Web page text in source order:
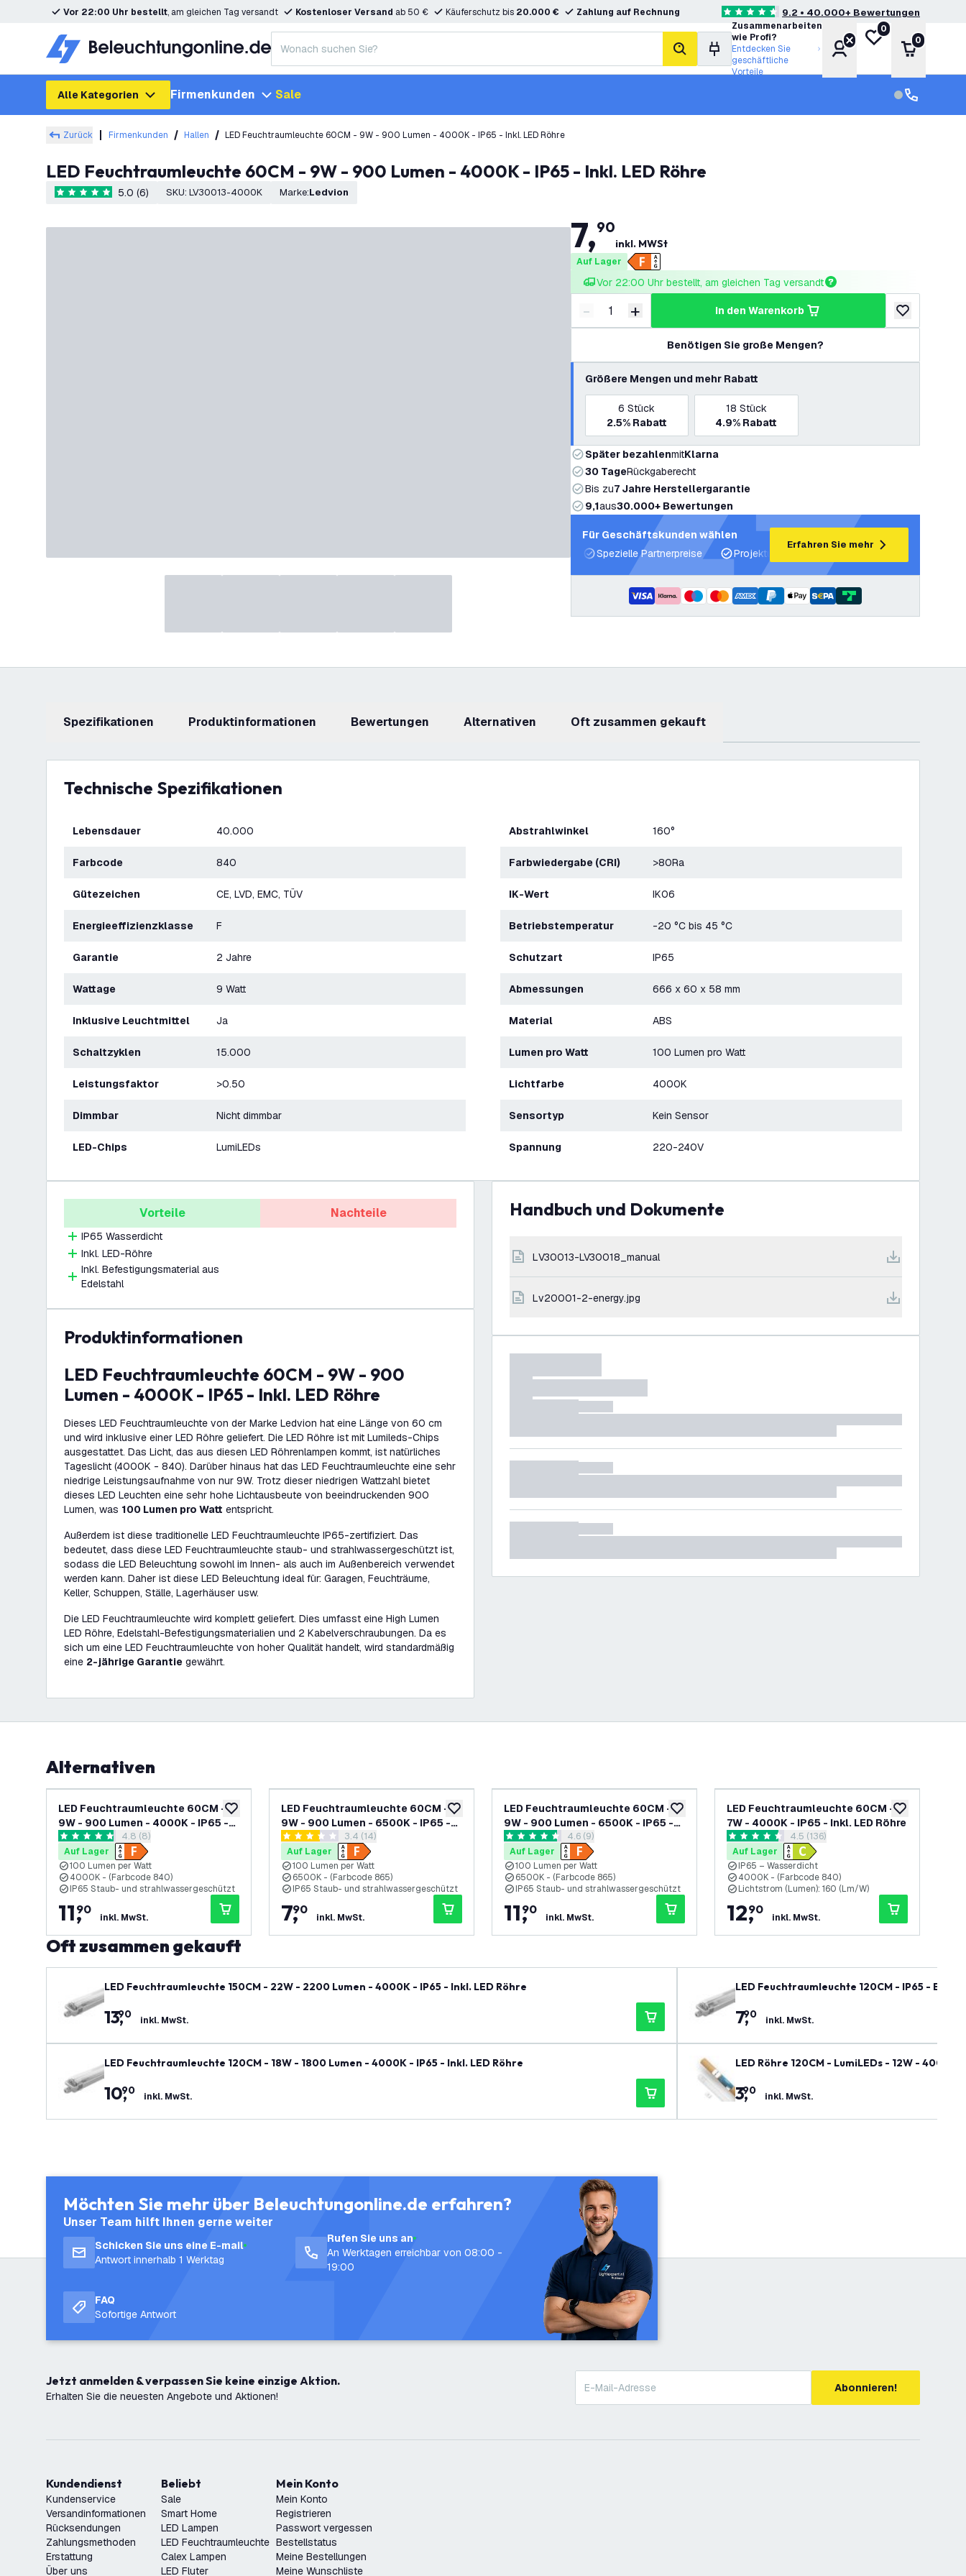
Vor 22:00 Uhr bestellt, am gleichen Tag versandt Kostenloser Versand ab 50 € Käuferschutz bis 20.000 € Zahlung auf Rechnung 4.6 Bewertungssterne9.2 • 40.000+ Bewertungen
Suche
Zusammenarbeiten
wie Profi?
Entdecken Sie
geschäftliche
Vorteile
Konto
Meine Wunschliste
0
Warenkorb
0
Alle Kategorien Firmenkunden Sale
Zurück Firmenkunden Hallen LED Feuchtraumleuchte 60CM - 9W - 900 Lumen - 4000K - IP65 - Inkl. LED Röhre
LED Feuchtraumleuchte 60CM - 9W - 900 Lumen - 4000K - IP65 - Inkl. LED Röhre
5 Bewertungssterne
5.0 (6) SKU: LV30013-4000K Marke: Ledvion
7,90
inkl. MWSt
Auf Lager
Vor 22:00 Uhr bestellt, am gleichen Tag versandt
Menge verringern
- Menge erhöhen
+ in den Warenkorb
zur
Benötigen Sie große Mengen?
Größere Mengen und mehr Rabatt
6 Stück
2.5% Rabatt
18 Stück
4.9% Rabatt
Später bezahlenmitKlarna
30 TageRückgaberecht
Bis zu7 Jahre Herstellergarantie
9,1aus30.000+ Bewertungen
Für Geschäftskunden wählen
Spezielle Partnerpreise
Projektunterstützung und Lichtpläne
Erfahren Sie mehr
Spezifikationen Produktinformationen Bewertungen Alternativen Oft zusammen gekauft
Technische Spezifikationen
Lebensdauer 40.000
Farbcode 840
Gütezeichen CE, LVD, EMC, TÜV
Energieeffizienzklasse F
Garantie 2 Jahre
Wattage 9 Watt
Inklusive Leuchtmittel Ja
Schaltzyklen 15.000
Leistungsfaktor >0.50
Dimmbar Nicht dimmbar
LED-Chips LumiLEDs
Abstrahlwinkel 160°
Farbwiedergabe (CRI) >80Ra
IK-Wert IK06
Betriebstemperatur -20 °C bis 45 °C
Schutzart IP65
Abmessungen 666 x 60 x 58 mm
Material ABS
Lumen pro Watt 100 Lumen pro Watt
Lichtfarbe 4000K
Sensortyp Kein Sensor
Spannung 220-240V
Vorteile
IP65 Wasserdicht
Inkl. LED-Röhre
Inkl. Befestigungsmaterial aus
Edelstahl
Nachteile
Produktinformationen
LED Feuchtraumleuchte 60CM - 9W - 900
Lumen - 4000K - IP65 - Inkl. LED Röhre
Dieses LED Feuchtraumleuchte von der Marke Ledvion hat eine Länge von 60 cm
und wird inklusive einer LED Röhre geliefert. Die LED Röhre ist mit Lumileds-Chips
ausgestattet. Das Licht, das aus diesen LED Röhrenlampen kommt, ist natürliches
Tageslicht (4000K - 840). Darüber hinaus hat das LED Feuchtraumleuchte eine sehr
niedrige Leistungsaufnahme von nur 9W. Trotz dieser niedrigen Wattzahl bietet
dieses LED Leuchten eine sehr hohe Lichtausbeute von beeindruckenden 900
Lumen, was 100 Lumen pro Watt entspricht.
Außerdem ist diese traditionelle LED Feuchtraumleuchte IP65-zertifiziert. Das
bedeutet, dass diese LED Feuchtraumleuchte staub- und strahlwassergeschützt ist,
sodass die LED Beleuchtung sowohl im Innen- als auch im Außenbereich verwendet
werden kann. Daher ist diese LED Beleuchtung ideal für: Garagen, Feuchträume,
Keller, Schuppen, Ställe, Lagerhäuser usw.
Die LED Feuchtraumleuchte wird komplett geliefert. Dies umfasst eine High Lumen
LED Röhre, Edelstahl-Befestigungsmaterialien und 2 Kabelverschraubungen. Da es
sich um eine LED Feuchtraumleuchte von hoher Qualität handelt, wird standardmäßig
eine 2-jährige Garantie gewährt.
Handbuch und Dokumente
LV30013-LV30018_manual
lv20001-2-energy.jpg
Alternativen
zur Wunschliste hinzufügen
LED Feuchtraumleuchte 60CM -
9W - 900 Lumen - 4000K - IP65 -
Inkl. 2x LED RöhreBewertungsbereich öffnen
4.8 Bewertungssterne
4.8 (8)
Auf Lager
100 Lumen per Watt
4000K - (Farbcode 840)
IP65 Staub- und strahlwassergeschützt
11,
90
inkl. MwSt.
zur Wunschliste hinzufügen
LED Feuchtraumleuchte 60CM -
9W - 900 Lumen - 6500K - IP65 -
Inkl. LED RöhreBewertungsbereich öffnen
3.4 Bewertungssterne
3.4 (14)
Auf Lager
100 Lumen per Watt
6500K - (Farbcode 865)
IP65 Staub- und strahlwassergeschützt
7,
90
inkl. MwSt.
zur Wunschliste hinzufügen
LED Feuchtraumleuchte 60CM -
9W - 900 Lumen - 6500K - IP65 -
Inkl. 2x LED RöhreBewertungsbereich öffnen
4.6 Bewertungssterne
4.6 (9)
Auf Lager
100 Lumen per Watt
6500K - (Farbcode 865)
IP65 Staub- und strahlwassergeschützt
11,
90
inkl. MwSt.
zur
LED Feuchtraumleuchte 60CM -
7W - 4000K - IP65 - Inkl. LED Röhre
Bewertungsbereich öffnen
4.5 Bewertungssterne
4.5 (136)
Auf Lager
IP65 – Wasserdicht
4000K - (Farbcode 840)
Lichtstrom (Lumen): 160 (Lm/W)
12,
90
inkl. MwSt.
Oft zusammen gekauft
LED Feuchtraumleuchte 150CM - 22W - 2200 Lumen - 4000K - IP65 - Inkl. LED Röhre
13,
90 inkl. MwSt.
LED Feuchtraumleuchte 120CM - 18W - 1800 Lumen - 4000K - IP65 - Inkl. LED Röhre
10,
90 inkl. MwSt.
LED Feuchtraumleuchte 120CM - IP65 -
7,
90 inkl. MwSt.
LED Röhre 120CM - LumiLEDs - 12W - 4000K
3,
90 inkl. MwSt.
Möchten Sie mehr über Beleuchtungonline.de erfahren?
Unser Team hilft Ihnen gerne weiter
Schicken Sie uns eine E-mail
Antwort innerhalb 1 Werktag
Rufen Sie uns an
An Werktagen erreichbar von 08:00 -
19:00
FAQ
Sofortige Antwort
Jetzt anmelden & verpassen Sie keine einzige Aktion.
Erhalten Sie die neuesten Angebote und Aktionen!
Abonnieren!
Kundendienst
Kundenservice
Versandinformationen
Rücksendungen
Zahlungsmethoden
Erstattung
Über uns
Beliebt
Sale
Smart Home
LED Lampen
LED Feuchtraumleuchte
Calex Lampen
LED Fluter
Mein Konto
Mein Konto
Registrieren
Passwort vergessen
Bestellstatus
Meine Bestellungen
Meine Wunschliste